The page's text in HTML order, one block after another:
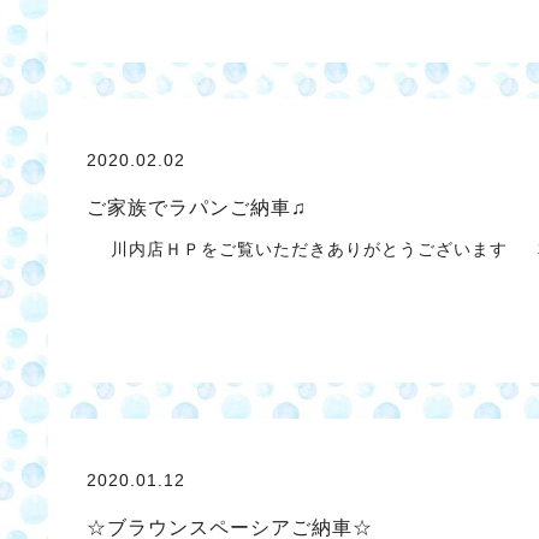
2020.02.02
ご家族でラパンご納車♫
川内店ＨＰをご覧いただきありがとうございます
2020.01.12
☆ブラウンスペーシアご納車☆